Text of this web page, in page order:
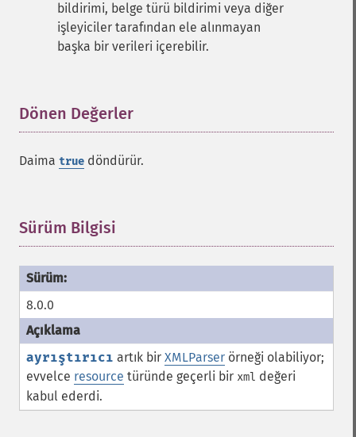
bildirimi, belge türü bildirimi veya diğer
işleyiciler tarafından ele alınmayan
başka bir verileri içerebilir.
Dönen Değerler
Daima true döndürür.
Sürüm Bilgisi
8.0.0
ayrıştırıcı artık bir XMLParser örneği olabiliyor;
evvelce resource türünde geçerli bir xml değeri
kabul ederdi.